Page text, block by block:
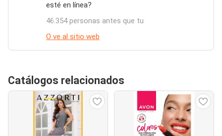
esté en línea?
46.354 personas antes que tu
O ve al sitio web
Catálogos relacionados